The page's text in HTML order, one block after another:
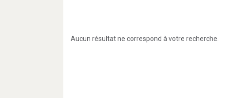
Aucun résultat ne correspond à votre recherche.